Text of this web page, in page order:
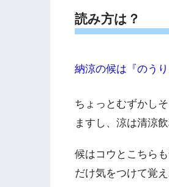
読み方は？
納涼の候は『のう
ちょっとむずかし
ますし、涼は清涼
候はコウとこちら
だけ気をつけて覚